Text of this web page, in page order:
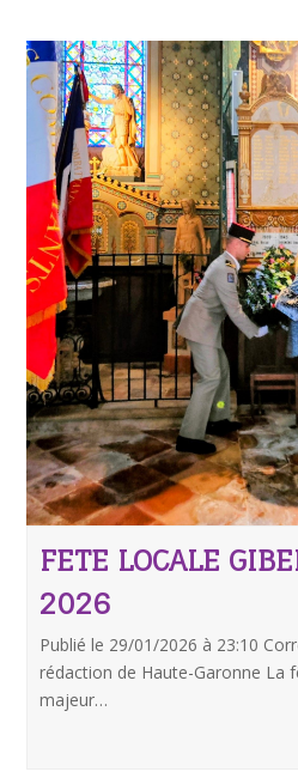
FETE LOCALE
2026
Publié le 29/01/2026 à 23:10
rédaction de Haute-Garonne La
majeur…